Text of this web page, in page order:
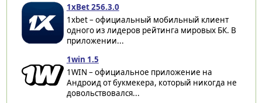
1xBet 256.3.0
1xbet – официальный мобильный клиент
одного из лидеров рейтинга мировых БК. В
приложении...
1win 1.5
1WIN – официальное приложение на
Андроид от букмекера, который никогда не
довольствовался...